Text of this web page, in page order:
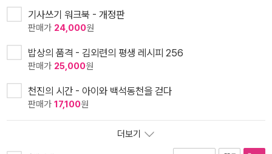
기사쓰기 워크북 - 개정판
판매가 24,000원
밥상의 품격 - 김외련의 평생 레시피 256
판매가 25,000원
천진의 시간 - 아이와 백석동천을 걷다
판매가 17,100원
더보기